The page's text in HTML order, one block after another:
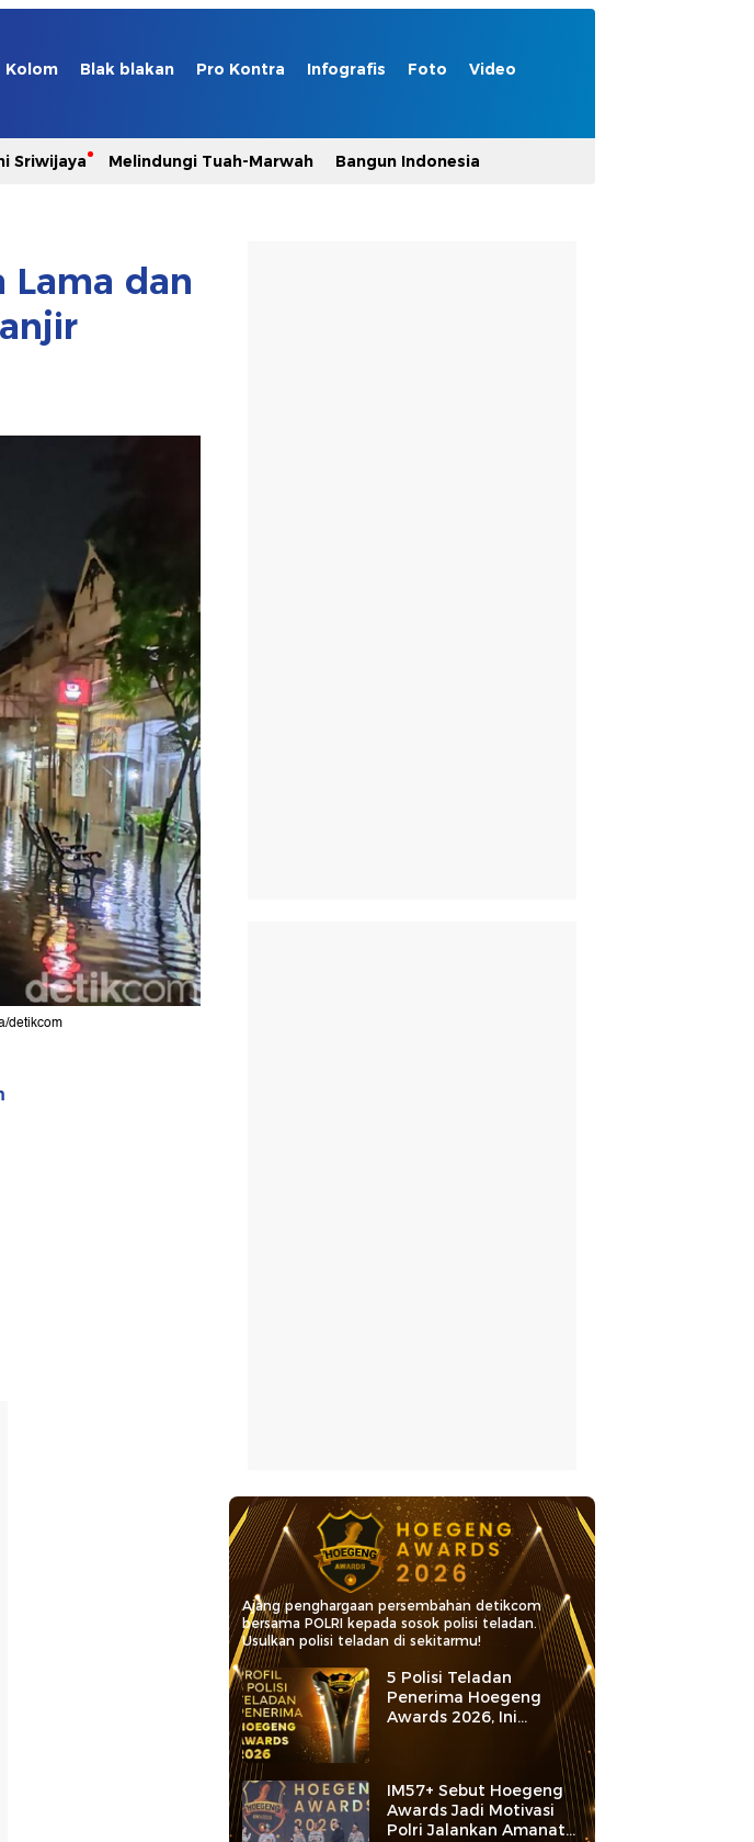
Kolom Blak blakan Pro Kontra Infografis Foto Video
Sriwijaya Melindungi Tuah-Marwah Bangun Indonesia
Lama dan
detikcom
Ajang penghargaan persembahan detikcom
bersama POLRI kepada sosok polisi teladan.
Usulkan polisi teladan di sekitarmu!
5 Polisi Teladan
Penerima Hoegeng
Awards 2026, Ini
Kategori dan Kiprahnya
IM57+ Sebut Hoegeng
Awards Jadi Motivasi
Polri Jalankan Amanat